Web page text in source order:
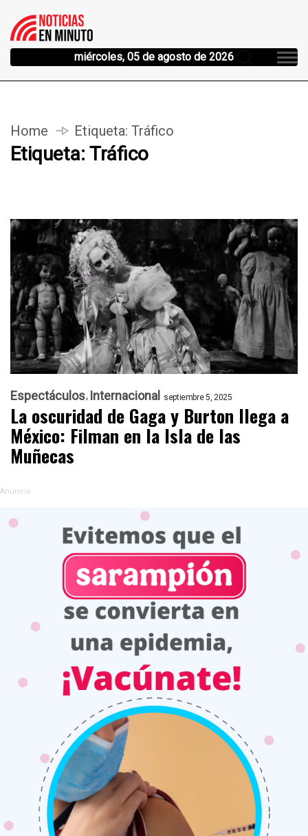
miércoles, 05 de agosto de 2026
Home Etiqueta: Tráfico
Etiqueta: Tráfico
Espectáculos Internacional septiembre 5, 2025
La oscuridad de Gaga y Burton llega a
México: Filman en la Isla de las
Muñecas
Anuncio